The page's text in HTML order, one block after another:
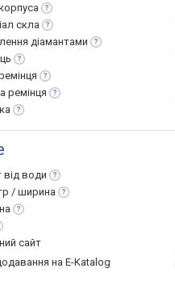
скла
діамантами
ремінця
від води
/ ширина
сайт
на E-Katalog